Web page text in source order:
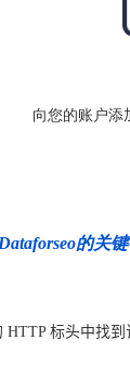
向您的账户添
Dataforseo的关
标头中找到